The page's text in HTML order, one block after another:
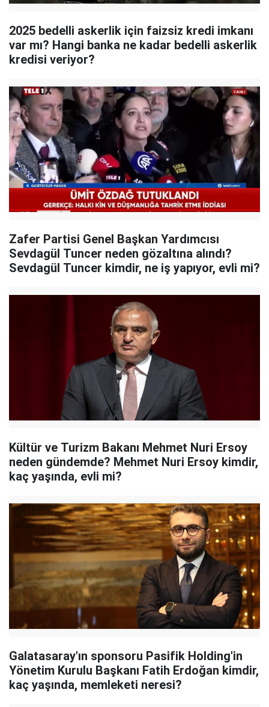
2025 bedelli askerlik için faizsiz kredi imkanı
var mı? Hangi banka ne kadar bedelli askerlik
kredisi veriyor?
Zafer Partisi Genel Başkan Yardımcısı
Sevdagül Tuncer neden gözaltına alındı?
Sevdagül Tuncer kimdir, ne iş yapıyor, evli mi?
Kültür ve Turizm Bakanı Mehmet Nuri Ersoy
neden gündemde? Mehmet Nuri Ersoy kimdir,
kaç yaşında, evli mi?
Galatasaray'ın sponsoru Pasifik Holding'in
Yönetim Kurulu Başkanı Fatih Erdoğan kimdir,
kaç yaşında, memleketi neresi?